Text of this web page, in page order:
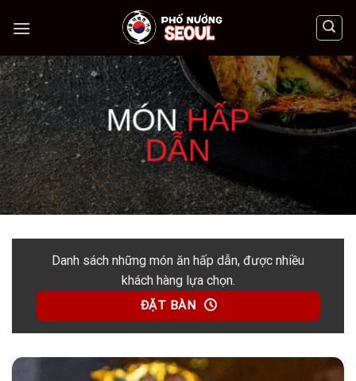
MÓNHẤP
DẪN
Danh sách những món ăn hấp dẫn, được nhiều
khách hàng lựa chọn.
ĐẶT BÀN